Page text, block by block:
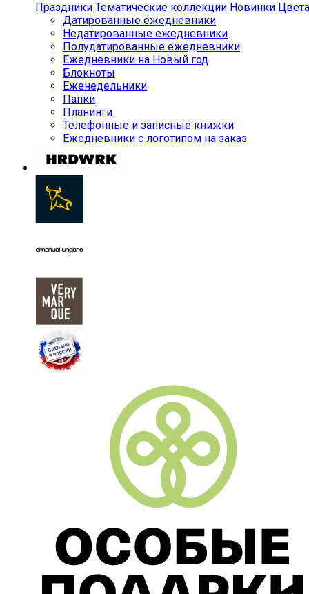
Праздники Тематические коллекции Новинки Цвета
Датированные ежедневники
Недатированные ежедневники
Полудатированные ежедневники
Ежедневники на Новый год
Блокноты
Еженедельники
Папки
Планинги
Телефонные и записные книжки
Ежедневники с логотипом на заказ